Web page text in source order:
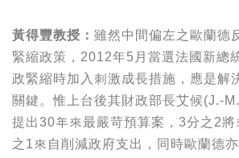
黃得豐教授： 雖然中間偏左之歐蘭德
緊縮政策，2012年5月當選法國新總
政緊縮時加入刺激成長措施，應是解
關鍵。惟上台後其財政部長艾候(J.-
提出30年來最嚴苛預算案，3分之2將
之1來自削減政府支出，同時歐蘭德